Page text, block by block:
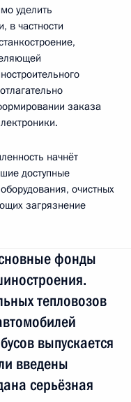
уделить
в частности
заказа
начнёт
доступные
очистных
загрязнение
фонды
тепловозов
выпускается
введены
серьёзная